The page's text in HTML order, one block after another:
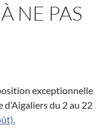
NE PAS
exceptionnelle
du 2 au 22